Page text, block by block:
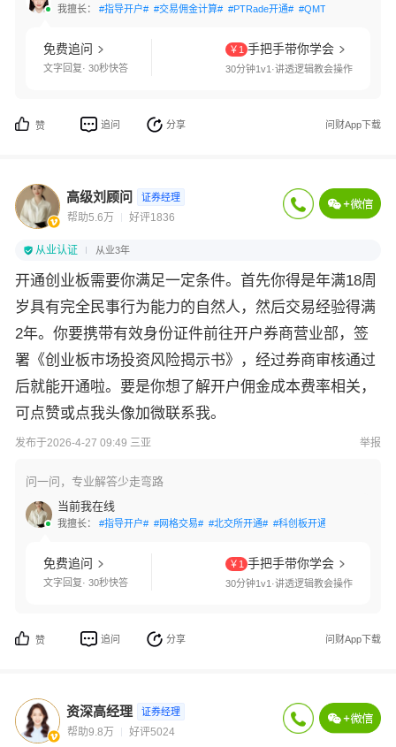
我擅长： #指导开户# #交易佣金计算# #PTRade开通# #QMT开通#
免费追问
文字回复· 30秒快答
￥1 手把手带你学会
30分钟1v1·讲透逻辑教会操作
赞 追问 分享 问财App下载
高级刘顾问 证券经理
帮助5.6万 好评1836
从业认证 从业3年
开通创业板需要你满足一定条件。首先你得是年满18周
岁具有完全民事行为能力的自然人，然后交易经验得满
2年。你要携带有效身份证件前往开户券商营业部，签
署《创业板市场投资风险揭示书》，经过券商审核通过
后就能开通啦。要是你想了解开户佣金成本费率相关，
可点赞或点我头像加微联系我。
发布于2026-4-27 09:49 三亚 举报
问一问，专业解答少走弯路
当前我在线
我擅长： #指导开户# #网格交易# #北交所开通# #科创板开通#
免费追问
文字回复· 30秒快答
￥1 手把手带你学会
30分钟1v1·讲透逻辑教会操作
赞 追问 分享 问财App下载
资深高经理 证券经理
帮助9.8万 好评5024